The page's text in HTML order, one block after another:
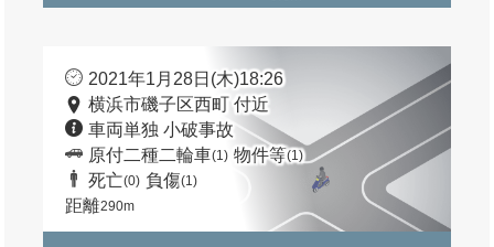
2021年1月28日(木)18:26
横浜市磯子区西町 付近
車両単独 小破事故
原付二種二輪車(1) 物件等(1)
死亡(0) 負傷(1)
距離290m